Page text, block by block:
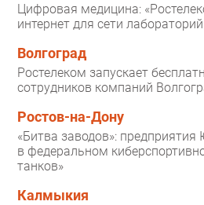
Цифровая медицина:
интернет для сети
Волгоград
Ростелеком запускает
сотрудников компаний
Ростов-на-Дону
«Битва заводов»:
в федеральном
танков»
Калмыкия